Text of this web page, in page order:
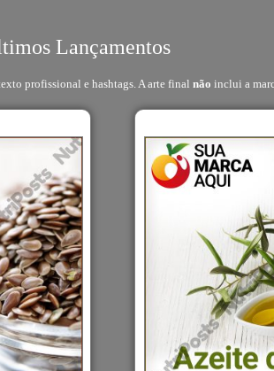
Lançamentos
profissional e hashtags. A arte final não inclui a